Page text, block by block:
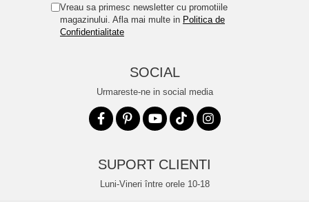
Vreau sa primesc newsletter cu promotiile
magazinului. Afla mai multe in Politica de
Confidentialitate
SOCIAL
Urmareste-ne in social media
SUPORT CLIENTI
Luni-Vineri între orele 10-18